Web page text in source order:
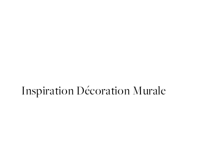
Inspiration Décoration Murale